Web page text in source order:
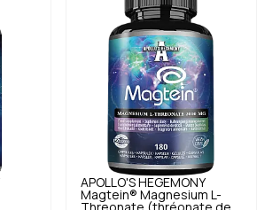
APOLLO'S HEGEMONY
Magtein® Magnesium L-
Threonate (thréonate de